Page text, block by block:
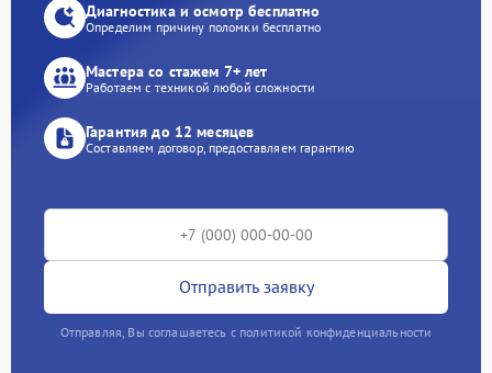
Диагностика и осмотр бесплатно
Определим причину поломки бесплатно
Мастера со стажем 7+ лет
Работаем с техникой любой сложности
Гарантия до 12 месяцев
Составляем договор, предоставляем гарантию
Отправить заявку
Отправляя, Вы соглашаетесь с политикой конфиденциальности